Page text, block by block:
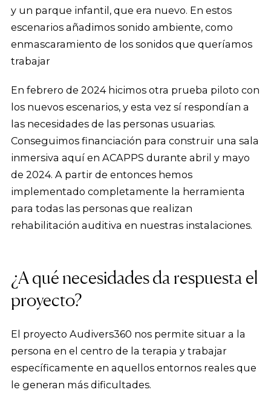
y un parque infantil, que era nuevo. En estos
escenarios añadimos sonido ambiente, como
enmascaramiento de los sonidos que queríamos
trabajar
En febrero de 2024 hicimos otra prueba piloto con
los nuevos escenarios, y esta vez sí respondían a
las necesidades de las personas usuarias.
Conseguimos financiación para construir una sala
inmersiva aquí en ACAPPS durante abril y mayo
de 2024. A partir de entonces hemos
implementado completamente la herramienta
para todas las personas que realizan
rehabilitación auditiva en nuestras instalaciones.
¿A qué necesidades da respuesta el
proyecto?
El proyecto Audivers360 nos permite situar a la
persona en el centro de la terapia y trabajar
específicamente en aquellos entornos reales que
le generan más dificultades.